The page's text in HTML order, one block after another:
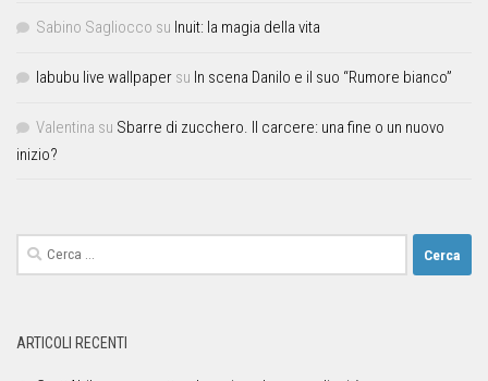
Sabino Sagliocco su Inuit: la magia della vita
labubu live wallpaper su In scena Danilo e il suo “Rumore bianco”
Valentina su Sbarre di zucchero. Il carcere: una fine o un nuovo
inizio?
ARTICOLI RECENTI